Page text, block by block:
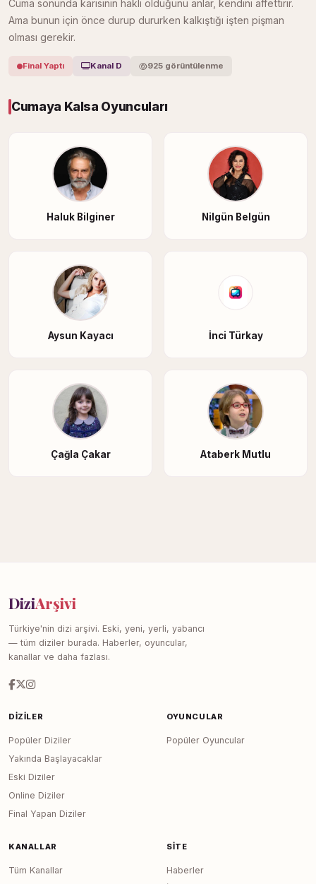
Cuma sonunda karısının haklı olduğunu anlar, kendini affettirir.
Ama bunun için önce durup dururken kalkıştığı işten pişman
olması gerekir.
Final Yaptı Kanal D 925 görüntülenme
Cumaya Kalsa Oyuncuları
Haluk Bilginer Nilgün Belgün
Aysun Kayacı İnci Türkay
Çağla Çakar Ataberk Mutlu
DiziArşivi
Türkiye'nin dizi arşivi. Eski, yeni, yerli, yabancı
— tüm diziler burada. Haberler, oyuncular,
kanallar ve daha fazlası.
DIZILER
Popüler Diziler
Yakında Başlayacaklar
Eski Diziler
Online Diziler
Final Yapan Diziler
OYUNCULAR
Popüler Oyuncular
KANALLAR
Tüm Kanallar
SITE
Haberler